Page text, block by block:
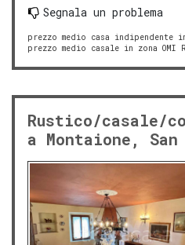
Segnala un problema
prezzo medio casa indipendente
prezzo medio casale in zona OMI
Rustico/casale/
a Montaione,